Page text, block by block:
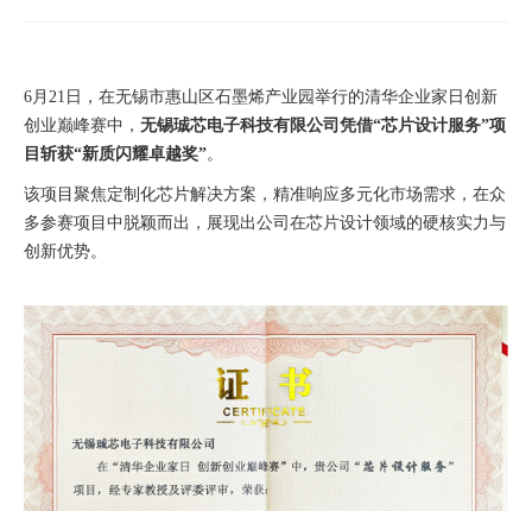
6月21日，在无锡市惠山区石墨烯产业园举行的清华企业家日创新
创业巅峰赛中， 无锡珹芯电子科技有限公司凭借“芯片设计服务”项
目斩获“新质闪耀卓越奖”。
该项目聚焦定制化芯片解决方案，精准响应多元化市场需求，在众
多参赛项目中脱颖而出，展现出公司在芯片设计领域的硬核实力与
创新优势。